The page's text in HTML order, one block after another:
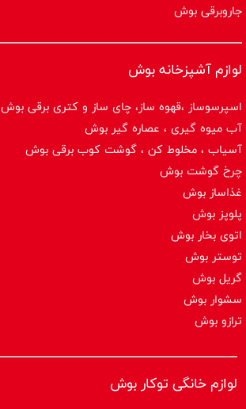
جاروبرقی بوش
لوازم آشپزخانه بوش
اسپرسوساز ،قهوه ساز، چای ساز و کتری برقی بوش
آب میوه گیری ، عصاره گیر بوش
آسیاب ، مخلوط کن ، گوشت کوب برقی بوش
چرخ گوشت بوش
غذاساز بوش
پلوپز بوش
اتوی بخار بوش
توستر بوش
گریل بوش
سشوار بوش
ترازو بوش
لوازم خانگی توکار بوش